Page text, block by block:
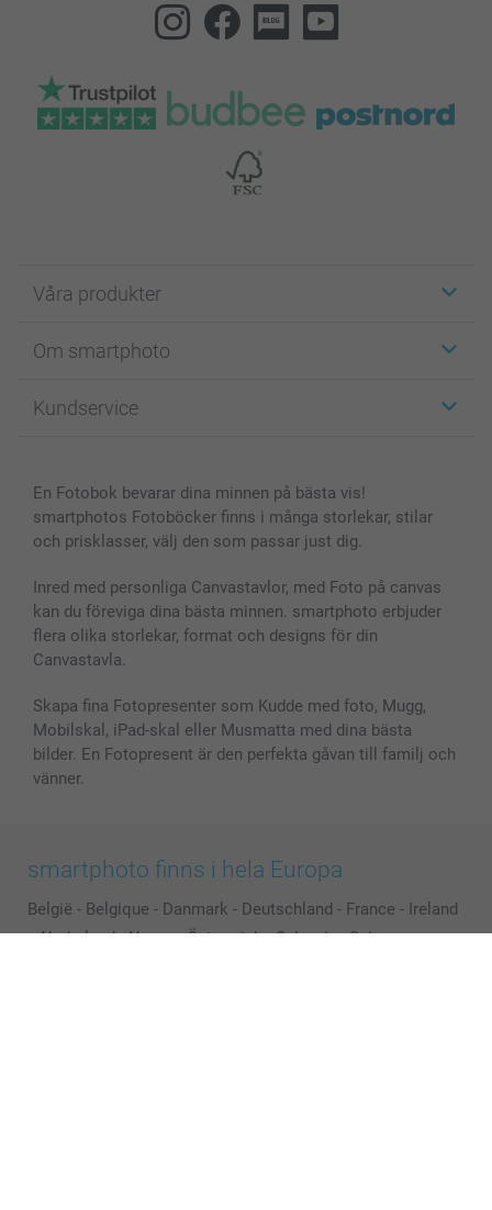
Våra produkter
Fotokort
Fotoböcker
Skal till Mobil & Surfplatta
MyNameBook
Fotoramar & Tillbehör
Presentkort
Alla fotoprodukter
Om smartphoto
För affiliates
Sitemap
Villkor och garantier
Kundservice
smartbonus
Priser & betalning
En Fotobok bevarar dina minnen på bästa vis!
smartphotos Fotoböcker finns i många storlekar, stilar
och prisklasser, välj den som passar just dig.
Inred med personliga Canvastavlor, med Foto på canvas
kan du föreviga dina bästa minnen. smartphoto erbjuder
flera olika storlekar, format och designs för din
Canvastavla.
Skapa fina Fotopresenter som Kudde med foto, Mugg,
Mobilskal, iPad-skal eller Musmatta med dina bästa
bilder. En Fotopresent är den perfekta gåvan till familj och
vänner.
smartphoto finns i hela Europa
België - Belgique - Danmark - Deutschland - France - Ireland
- Nederland - Norge - Österreich - Schweiz - Suisse -